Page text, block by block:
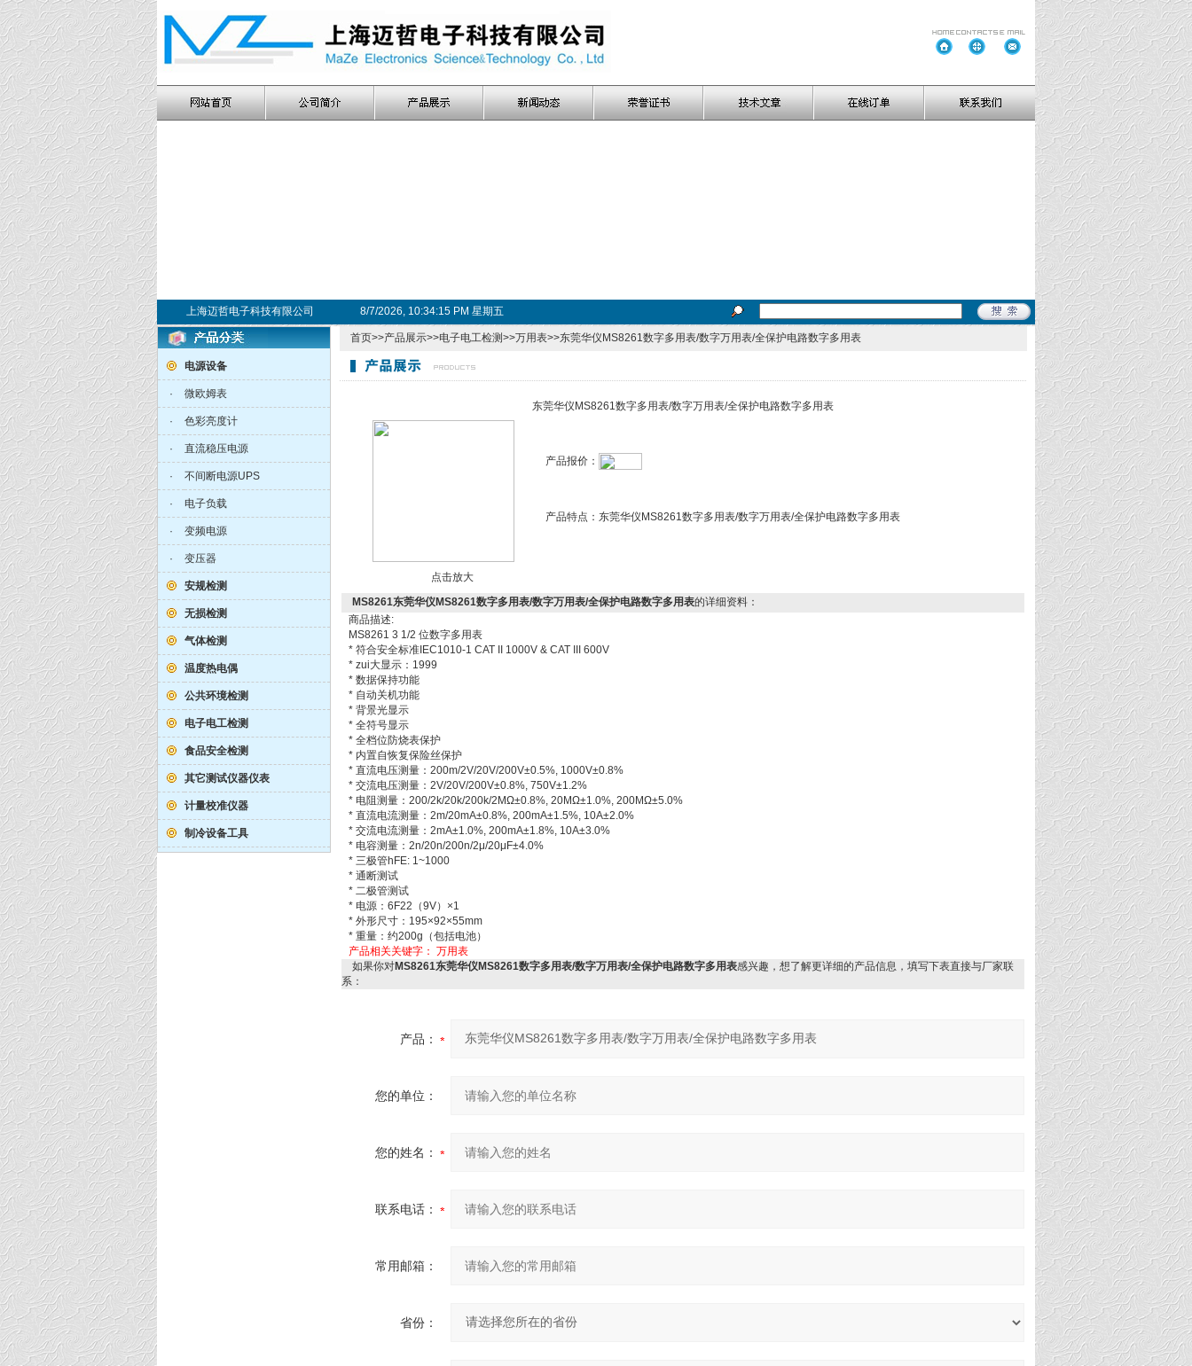
上海迈哲电子科技有限公司 8/7/2026, 10:34:15 PM 星期五
电源设备
· 微欧姆表
· 色彩亮度计
· 直流稳压电源
· 不间断电源UPS
· 电子负载
· 变频电源
· 变压器
安规检测
无损检测
气体检测
温度热电偶
公共环境检测
电子电工检测
食品安全检测
其它测试仪器仪表
计量校准仪器
制冷设备工具
首页>>产品展示>>电子电工检测>>万用表>>东莞华仪MS8261数字多用表/数字万用表/全保护电路数字多用表
东莞华仪MS8261数字多用表/数字万用表/全保护电路数字多用表
点击放大
产品报价：
产品特点： 东莞华仪MS8261数字多用表/数字万用表/全保护电路数字多用表
MS8261东莞华仪MS8261数字多用表/数字万用表/全保护电路数字多用表的详细资料：
商品描述:
MS8261 3 1/2 位数字多用表
* 符合安全标准IEC1010-1 CAT II 1000V & CAT III 600V
* zui大显示：1999
* 数据保持功能
* 自动关机功能
* 背景光显示
* 全符号显示
* 全档位防烧表保护
* 内置自恢复保险丝保护
* 直流电压测量：200m/2V/20V/200V±0.5%, 1000V±0.8%
* 交流电压测量：2V/20V/200V±0.8%, 750V±1.2%
* 电阻测量：200/2k/20k/200k/2MΩ±0.8%, 20MΩ±1.0%, 200MΩ±5.0%
* 直流电流测量：2m/20mA±0.8%, 200mA±1.5%, 10A±2.0%
* 交流电流测量：2mA±1.0%, 200mA±1.8%, 10A±3.0%
* 电容测量：2n/20n/200n/2μ/20μF±4.0%
* 三极管hFE: 1~1000
* 通断测试
* 二极管测试
* 电源：6F22（9V）×1
* 外形尺寸：195×92×55mm
* 重量：约200g（包括电池）
产品相关关键字： 万用表
如果你对MS8261东莞华仪MS8261数字多用表/数字万用表/全保护电路数字多用表感兴趣，想了解更详细的产品信息，填写下表直接与厂家联
系：
产品：
您的单位：
您的姓名：
联系电话：
常用邮箱：
省份：